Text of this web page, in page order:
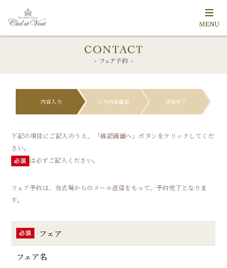
内容入力 入力内容確認 送信完了
下記の項目にご記入のうえ、「確認画面へ」ボタンをクリックしてくだ
さい。
は必ずご記入ください。
フェア予約は、当式場からのメール返信をもって、予約完了となりま
す。
フェア
フェア名